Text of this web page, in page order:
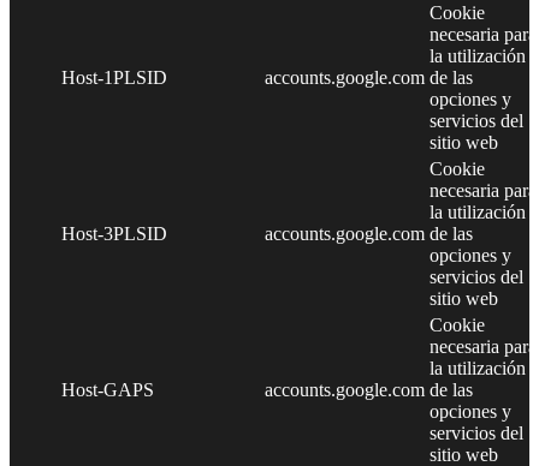
Host-1PLSID accounts.google.com
Cookie
necesaria para
la utilización
de las
opciones y
servicios del
sitio web
Host-3PLSID accounts.google.com
Cookie
necesaria para
la utilización
de las
opciones y
servicios del
sitio web
Host-GAPS accounts.google.com
Cookie
necesaria para
la utilización
de las
opciones y
servicios del
sitio web